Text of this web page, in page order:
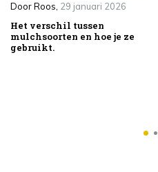
DoorRoos, 29 januari 2026
Het verschil tussen
mulchsoorten en hoe je ze
gebruikt.